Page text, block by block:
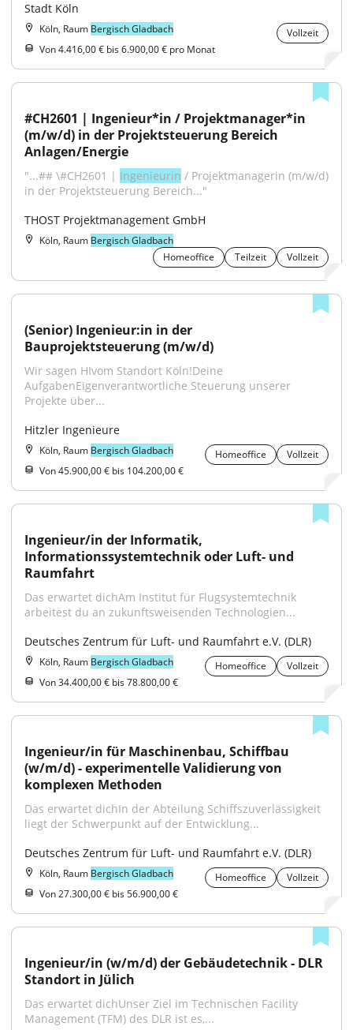
Stadt Köln
Köln, Raum Bergisch Gladbach
Vollzeit
Von 4.416,00 € bis 6.900,00 € pro Monat
#CH2601 | Ingenieur*in / Projektmanager*in
(m/w/d) in der Projektsteuerung Bereich
Anlagen/Energie
"...## \#CH2601 | Ingenieurin / Projektmanagerin (m/w/d)
in der Projektsteuerung Bereich..."
THOST Projektmanagement GmbH
Köln, Raum Bergisch Gladbach
Homeoffice
Teilzeit Vollzeit
(Senior) Ingenieur:in in der
Bauprojektsteuerung (m/w/d)
Wir sagen HIvom Standort Köln!Deine
AufgabenEigenverantwortliche Steuerung unserer
Projekte über...
Hitzler Ingenieure
Köln, Raum Bergisch Gladbach Homeoffice
Vollzeit
Von 45.900,00 € bis 104.200,00 €
Ingenieur/in der Informatik,
Informationssystemtechnik oder Luft- und
Raumfahrt
Das erwartet dichAm Institut für Flugsystemtechnik
arbeitest du an zukunftsweisenden Technologien...
Deutsches Zentrum für Luft- und Raumfahrt e.V. (DLR)
Köln, Raum Bergisch Gladbach Homeoffice
Vollzeit
Von 34.400,00 € bis 78.800,00 €
Ingenieur/in für Maschinenbau, Schiffbau
(w/m/d) - experimentelle Validierung von
komplexen Methoden
Das erwartet dichIn der Abteilung Schiffszuverlässigkeit
liegt der Schwerpunkt auf der Entwicklung...
Deutsches Zentrum für Luft- und Raumfahrt e.V. (DLR)
Köln, Raum Bergisch Gladbach Homeoffice
Vollzeit
Von 27.300,00 € bis 56.900,00 €
Ingenieur/in (w/m/d) der Gebäudetechnik - DLR
Standort in Jülich
Das erwartet dichUnser Ziel im Technischen Facility
Management (TFM) des DLR ist es,...